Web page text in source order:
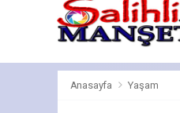
Anasayfa Yaşam